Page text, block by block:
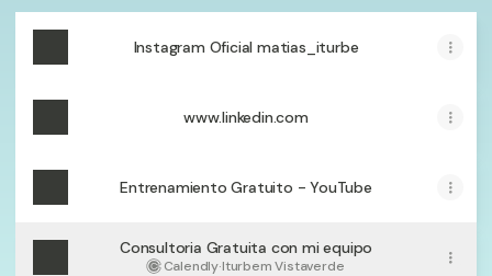
Instagram Oficial matias_iturbe
www.linkedin.com
Entrenamiento Gratuito - YouTube
Consultoria Gratuita con mi equipo
Calendly·Iturbem Vistaverde